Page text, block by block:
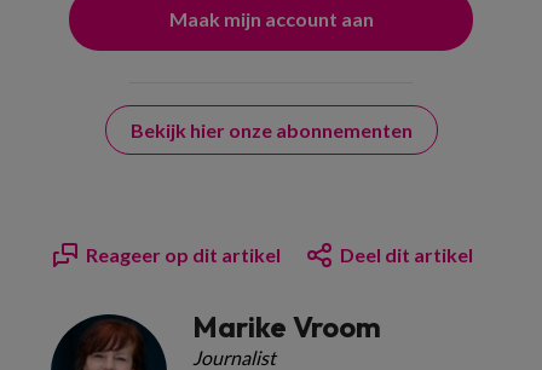
Bekijk hier onze abonnementen
Reageer op dit artikel Deel dit artikel
Marike Vroom
Journalist